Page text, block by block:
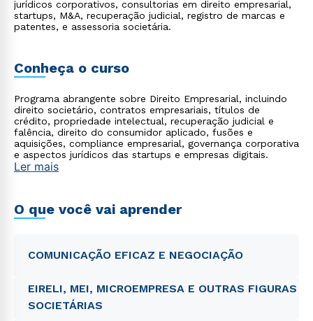
jurídicos corporativos, consultorias em direito empresarial,
startups, M&A, recuperação judicial, registro de marcas e
patentes, e assessoria societária.
Conheça o curso
Programa abrangente sobre Direito Empresarial, incluindo
direito societário, contratos empresariais, títulos de
crédito, propriedade intelectual, recuperação judicial e
falência, direito do consumidor aplicado, fusões e
aquisições, compliance empresarial, governança corporativa
e aspectos jurídicos das startups e empresas digitais.
Ler mais
O que você vai aprender
COMUNICAÇÃO EFICAZ E NEGOCIAÇÃO
EIRELI, MEI, MICROEMPRESA E OUTRAS FIGURAS
SOCIETÁRIAS